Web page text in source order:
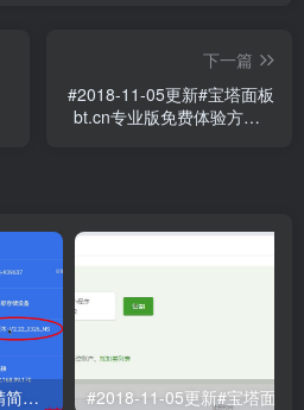
下一篇
#2018-11-05更新#宝塔面板
bt.cn专业版免费体验方法 #
#N1#斐讯N1刷ArmBian精简步骤以及安装宝塔说明 ZeroTier内网穿透